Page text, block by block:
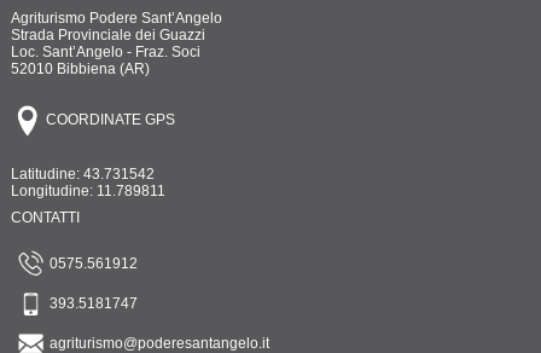
Agriturismo Podere Sant’Angelo
Strada Provinciale dei Guazzi
Loc. Sant’Angelo - Fraz. Soci
52010 Bibbiena (AR)
COORDINATE GPS
Latitudine: 43.731542
Longitudine: 11.789811
CONTATTI
0575.561912
393.5181747
agriturismo@poderesantangelo.it